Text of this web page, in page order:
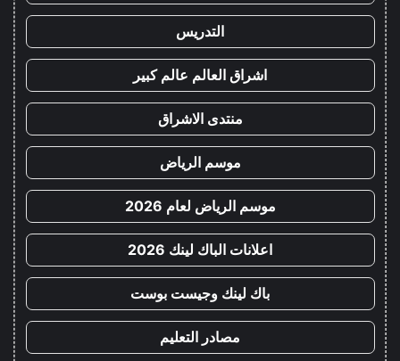
التدريس
اشراق العالم عالم كبير
منتدى الاشراق
موسم الرياض
موسم الرياض لعام 2026
اعلانات الباك لينك 2026
باك لينك وجيست بوست
مصادر التعليم